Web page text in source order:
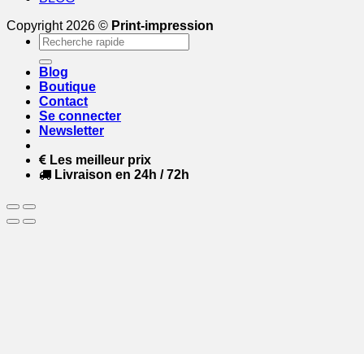
Copyright 2026 © Print-impression
Recherche
pour :
Blog
Boutique
Contact
Se connecter
Newsletter
Les meilleur prix
Livraison en 24h / 72h